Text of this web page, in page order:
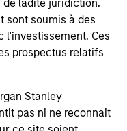
de ladite juridiction.
sont soumis à des
l'investissement. Ces
prospectus relatifs
Stanley
pas ni ne reconnait
Ali
Director
CFA
Director